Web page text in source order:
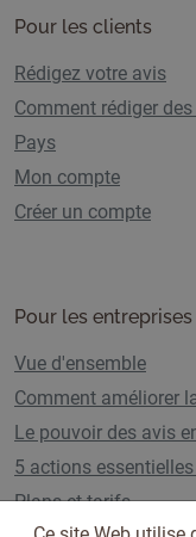
Pour les clients
Rédigez votre avis
Comment rédiger
Pays
Mon compte
Créer un compte
Pour les entreprises
Vue d'ensemble
Comment améliorer
Le pouvoir des avis
5 actions
Plans et tarifs